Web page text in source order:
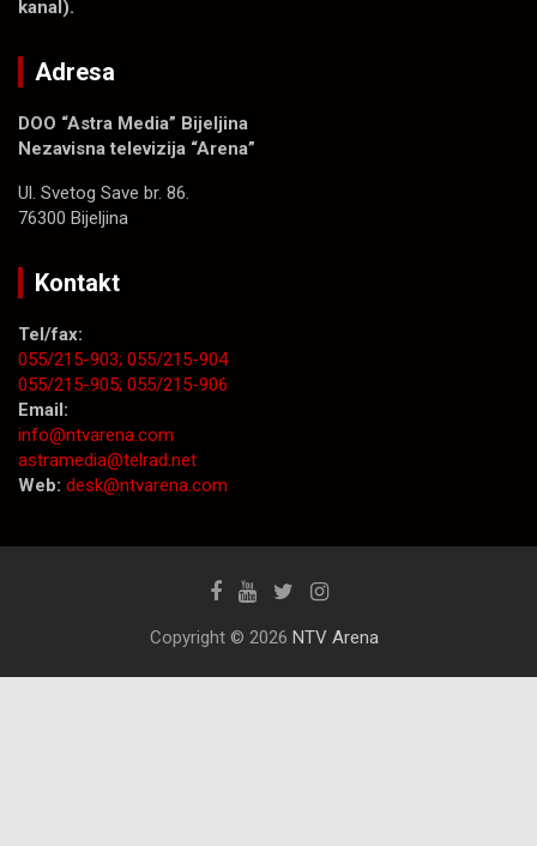
kanal).
Adresa
DOO “Astra Media” Bijeljina
Nezavisna televizija “Arena”
Ul. Svetog Save br. 86.
76300 Bijeljina
Kontakt
Tel/fax:
055/215-903; 055/215-904
055/215-905; 055/215-906
Email:
info@ntvarena.com
astramedia@telrad.net
Web: desk@ntvarena.com
Copyright © 2026 NTV Arena